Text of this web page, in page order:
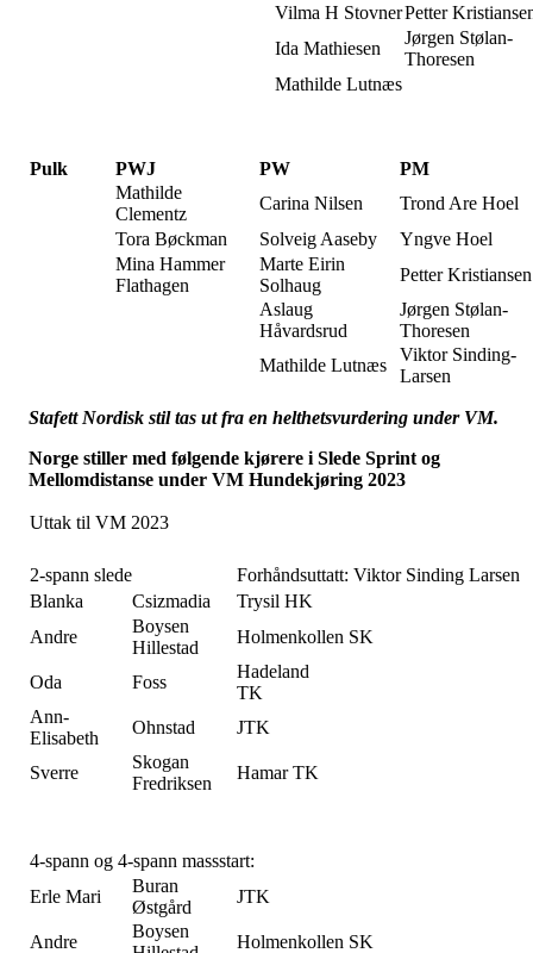
Vilma H StovnerPetter
Ida Mathiesen
Jørgen Stølan-
Thoresen
Mathilde Lutnæs
Pulk PWJ PW
PM
Mathilde
Clementz
Carina Nilsen
Trond Are Hoel
Tora Bøckman
Solveig Aaseby
Yngve Hoel
Mina Hammer
Flathagen
Marte Eirin
Solhaug
Petter Kristiansen
Aslaug
Håvardsrud
Jørgen Stølan-
Thoresen
Mathilde Lutnæs
Viktor Sinding-
Larsen
Stafett Nordisk stil tas ut fra en helthetsvurdering under VM.
Norge stiller med følgende kjørere i Slede Sprint og
Mellomdistanse under VM Hundekjøring 2023
Uttak til VM 2023
2-spann slede
Forhåndsuttatt: Viktor Sinding Larsen
Blanka
Csizmadia
Trysil HK
Andre
Boysen
Hillestad
Holmenkollen SK
Oda Foss
Hadeland
TK
Ann-
Elisabeth
Ohnstad JTK
Sverre
Skogan
Fredriksen
Hamar TK
4-spann og 4-spann massstart:
Erle Mari
Buran
Østgård
JTK
Andre
Boysen
Holmenkollen SK